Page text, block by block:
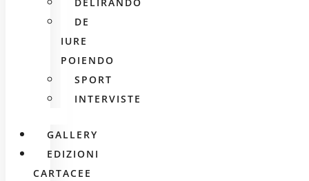
DELIRANDO
DE
IURE
POIENDO
SPORT
INTERVISTE
GALLERY
EDIZIONI
CARTACEE